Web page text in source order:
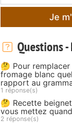
Je
Questions -
🤔 Pour
fromage blanc
rapport au
1 réponse(s)
🤔 Recette
vous mettez
2 réponse(s)